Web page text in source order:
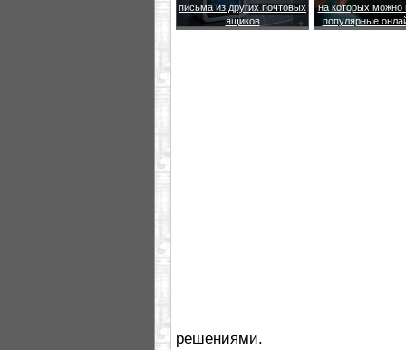
письма из других почтовых
ящиков
на которых можно
популярные
решениями.